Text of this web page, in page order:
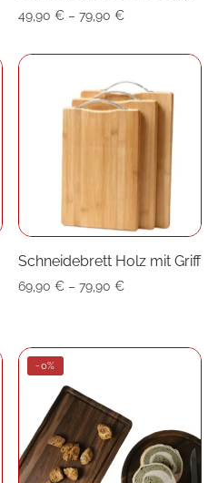
49,90€ –79,90€Preisspanne:
bis
Schneidebrett Holz mit Griff
69,90€ –79,90€Preisspanne:
79,90 €
-0%